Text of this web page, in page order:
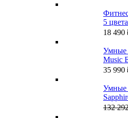
5
18 490
Умные
Music
35 990
Умные
132